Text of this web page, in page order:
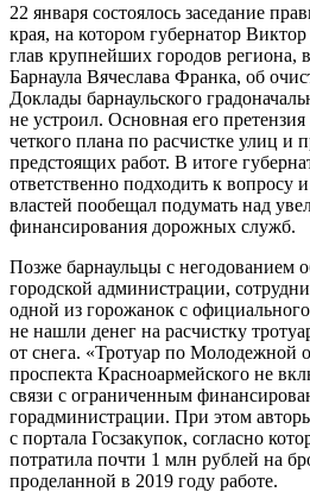
22 января состоялось заседание
края, на котором губернатор
глав крупнейших городов региона,
Барнаула Вячеслава Франка, об
Доклады барнаульского
не устроил. Основная его претензия
четкого плана по расчистке улиц и
предстоящих работ. В итоге
ответственно подходить к вопросу
властей пообещал подумать над
финансирования дорожных служб.
Позже барнаульцы с негодованием
городской администрации,
одной из горожанок с
не нашли денег на расчистку
от снега. «Тротуар по Молодежной
проспекта Красноармейского не
связи с ограниченным
горадминистрации. При этом
с портала Госзакупок, согласно
потратила почти 1 млн рублей на
проделанной в 2019 году работе.